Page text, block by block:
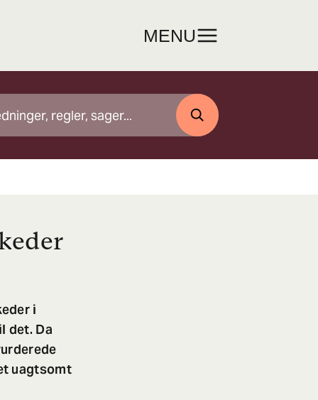
MENU
SØG
i
det. Da
uagtsomt